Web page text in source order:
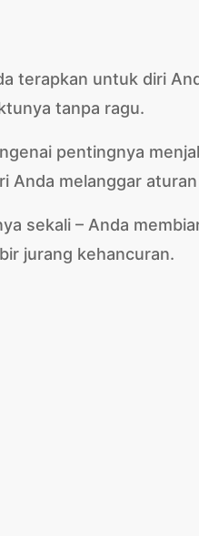
terapkan untuk diri
tanpa ragu.
pentingnya
Anda melanggar
sekali – Anda
jurang kehancuran.